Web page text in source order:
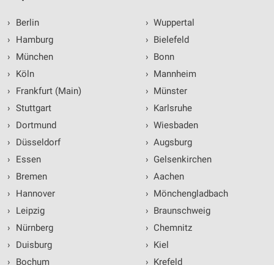
›
Berlin
›
Hamburg
›
München
›
Köln
›
Frankfurt (Main)
› Stuttgart
›
Dortmund
›
Düsseldorf
›
Essen
›
Bremen
›
Hannover
›
Leipzig
›
Nürnberg
›
Duisburg
›
Bochum
› Wuppertal
› Bielefeld
› Bonn
› Mannheim
› Münster
› Karlsruhe
› Wiesbaden
› Augsburg
› Gelsenkirchen
› Aachen
› Mönchengladbach
› Braunschweig
› Chemnitz
› Kiel
› Krefeld